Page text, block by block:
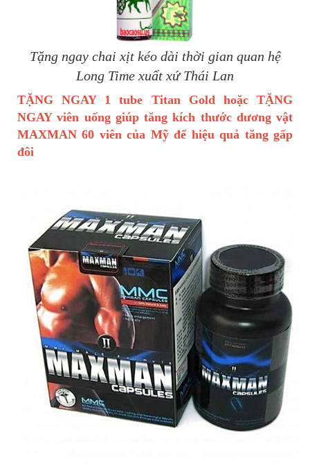
Tặng ngay chai xịt kéo dài thời gian quan hệ
Long Time xuất xứ Thái Lan
TẶNG NGAY 1 tube Titan Gold hoặc TẶNG
NGAY viên uống giúp tăng kích thước dương vật
MAXMAN 60 viên của Mỹ để hiệu quả tăng gấp
đôi